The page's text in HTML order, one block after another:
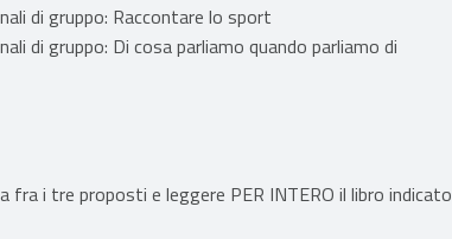
di gruppo: Raccontare lo sport
di gruppo: Di cosa parliamo quando parliamo di
fra i tre proposti e leggere PER INTERO il libro indicato